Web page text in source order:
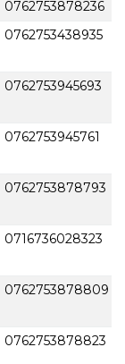
0762753878236
0762753438935
0762753945693
0762753945761
0762753878793
0716736028323
0762753878809
0762753878823